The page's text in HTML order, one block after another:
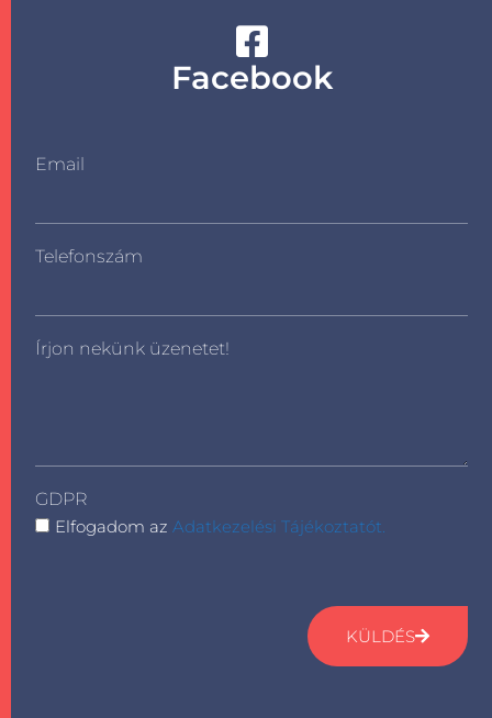
Facebook
Email
Telefonszám
Írjon nekünk üzenetet!
GDPR
Elfogadom azAdatkezelési Tájékoztatót.
KÜLDÉS